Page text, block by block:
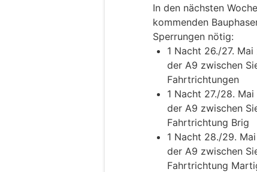
In den nächsten
kommenden
Sperrungen nötig:
1 Nacht 26./27.
der A9 zwischen
Fahrtrichtungen
1 Nacht 27./28.
der A9 zwischen
Fahrtrichtung Brig
1 Nacht 28./29.
der A9 zwischen
Fahrtrichtung